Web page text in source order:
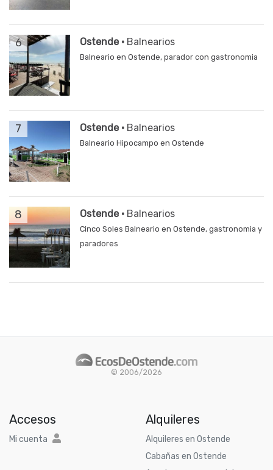
6 Ostende · Balnearios
Balneario en Ostende, parador con gastronomia
7 Ostende · Balnearios
Balneario Hipocampo en Ostende
8 Ostende · Balnearios
Cinco Soles Balneario en Ostende, gastronomia y
paradores
© 2006/2026
Accesos
Mi cuenta
Alquileres
Alquileres en Ostende
Cabañas en Ostende